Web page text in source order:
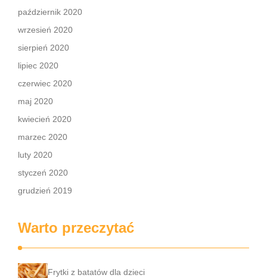
październik 2020
wrzesień 2020
sierpień 2020
lipiec 2020
czerwiec 2020
maj 2020
kwiecień 2020
marzec 2020
luty 2020
styczeń 2020
grudzień 2019
Warto przeczytać
Frytki z batatów dla dzieci